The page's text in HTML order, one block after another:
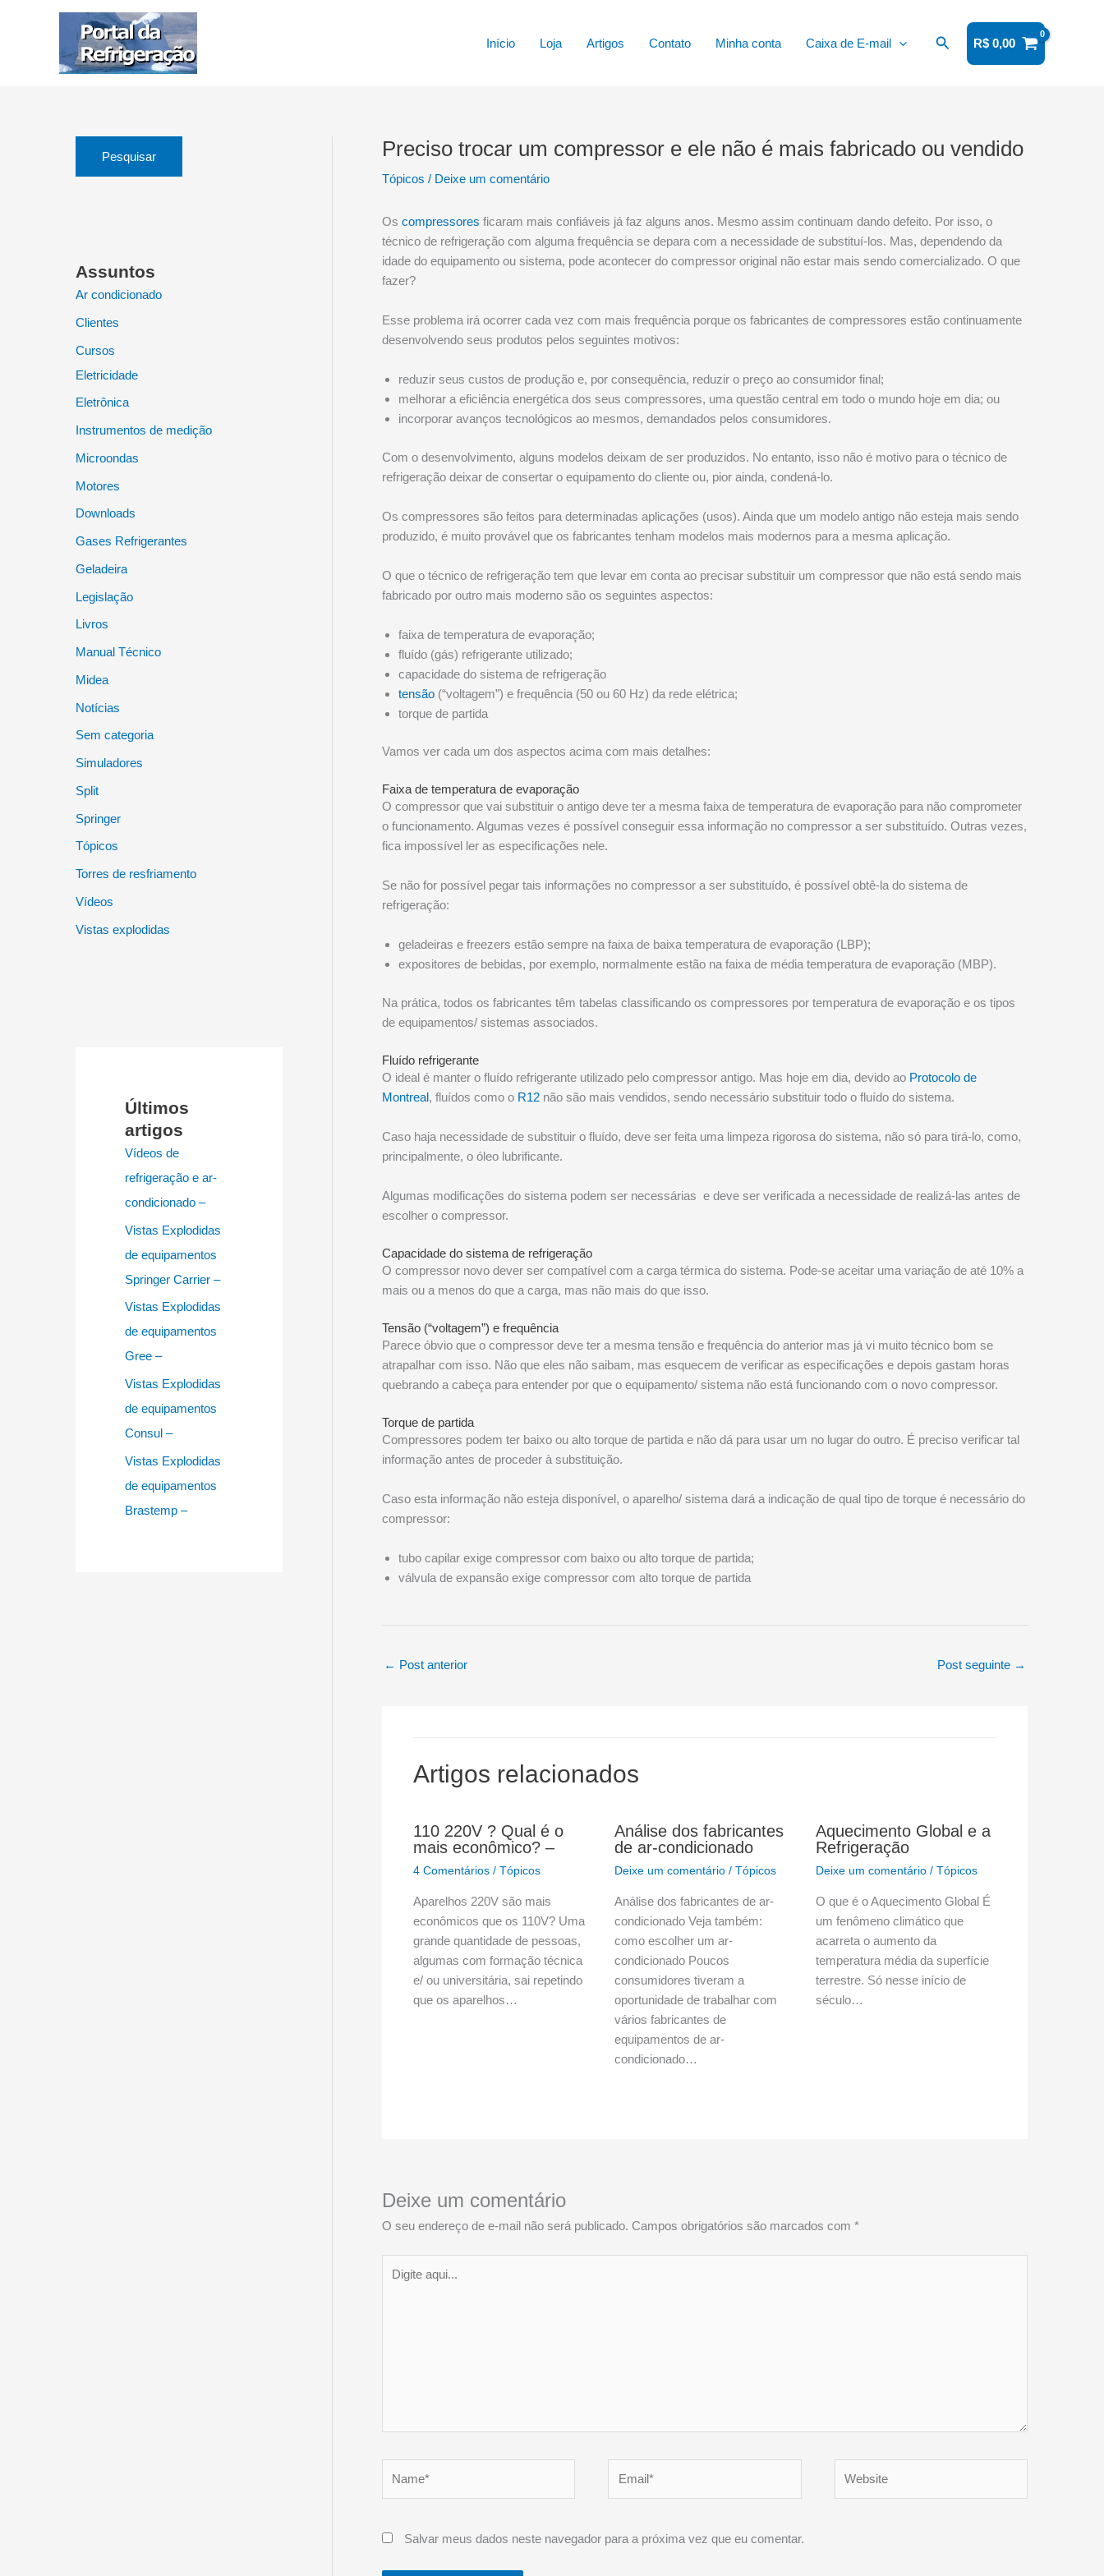
Início Loja Artigos Contato Minha conta Caixa de E-mail Pesquisar
R$ 0,00
Pesquisar
Assuntos
Ar condicionado
Clientes
Cursos
Eletricidade
Eletrônica
Instrumentos de medição
Microondas
Motores
Downloads
Gases Refrigerantes
Geladeira
Legislação
Livros
Manual Técnico
Midea
Notícias
Sem categoria
Simuladores
Split
Springer
Tópicos
Torres de resfriamento
Vídeos
Vistas explodidas
Últimos
artigos
Vídeos de
refrigeração e ar-
condicionado –
Vistas Explodidas
de equipamentos
Springer Carrier –
Vistas Explodidas
de equipamentos
Gree –
Vistas Explodidas
de equipamentos
Consul –
Vistas Explodidas
de equipamentos
Brastemp –
Preciso trocar um compressor e ele não é mais fabricado ou vendido
Tópicos / Deixe um comentário
Oscompressores ficaram mais confiáveis já faz alguns anos. Mesmo assim continuam dando defeito. Por isso, o
técnico de refrigeração com alguma frequência se depara com a necessidade de substituí-los. Mas, dependendo da
idade do equipamento ou sistema, pode acontecer do compressor original não estar mais sendo comercializado. O que
fazer?
Esse problema irá ocorrer cada vez com mais frequência porque os fabricantes de compressores estão continuamente
desenvolvendo seus produtos pelos seguintes motivos:
reduzir seus custos de produção e, por consequência, reduzir o preço ao consumidor final;
melhorar a eficiência energética dos seus compressores, uma questão central em todo o mundo hoje em dia; ou
incorporar avanços tecnológicos ao mesmos, demandados pelos consumidores.
Com o desenvolvimento, alguns modelos deixam de ser produzidos. No entanto, isso não é motivo para o técnico de
refrigeração deixar de consertar o equipamento do cliente ou, pior ainda, condená-lo.
Os compressores são feitos para determinadas aplicações (usos). Ainda que um modelo antigo não esteja mais sendo
produzido, é muito provável que os fabricantes tenham modelos mais modernos para a mesma aplicação.
O que o técnico de refrigeração tem que levar em conta ao precisar substituir um compressor que não está sendo mais
fabricado por outro mais moderno são os seguintes aspectos:
faixa de temperatura de evaporação;
fluído (gás) refrigerante utilizado;
capacidade do sistema de refrigeração
tensão (“voltagem”) e frequência (50 ou 60 Hz) da rede elétrica;
torque de partida
Vamos ver cada um dos aspectos acima com mais detalhes:
Faixa de temperatura de evaporação
O compressor que vai substituir o antigo deve ter a mesma faixa de temperatura de evaporação para não comprometer
o funcionamento. Algumas vezes é possível conseguir essa informação no compressor a ser substituído. Outras vezes,
fica impossível ler as especificações nele.
Se não for possível pegar tais informações no compressor a ser substituído, é possível obtê-la do sistema de
refrigeração:
geladeiras e freezers estão sempre na faixa de baixa temperatura de evaporação (LBP);
expositores de bebidas, por exemplo, normalmente estão na faixa de média temperatura de evaporação (MBP).
Na prática, todos os fabricantes têm tabelas classificando os compressores por temperatura de evaporação e os tipos
de equipamentos/ sistemas associados.
Fluído refrigerante
O ideal é manter o fluído refrigerante utilizado pelo compressor antigo. Mas hoje em dia, devido ao Protocolo de
Montreal, fluídos como o R12 não são mais vendidos, sendo necessário substituir todo o fluído do sistema.
Caso haja necessidade de substituir o fluído, deve ser feita uma limpeza rigorosa do sistema, não só para tirá-lo, como,
principalmente, o óleo lubrificante.
Algumas modificações do sistema podem ser necessárias e deve ser verificada a necessidade de realizá-las antes de
escolher o compressor.
Capacidade do sistema de refrigeração
O compressor novo dever ser compatível com a carga térmica do sistema. Pode-se aceitar uma variação de até 10% a
mais ou a menos do que a carga, mas não mais do que isso.
Tensão (“voltagem”) e frequência
Parece óbvio que o compressor deve ter a mesma tensão e frequência do anterior mas já vi muito técnico bom se
atrapalhar com isso. Não que eles não saibam, mas esquecem de verificar as especificações e depois gastam horas
quebrando a cabeça para entender por que o equipamento/ sistema não está funcionando com o novo compressor.
Torque de partida
Compressores podem ter baixo ou alto torque de partida e não dá para usar um no lugar do outro. É preciso verificar tal
informação antes de proceder à substituição.
Caso esta informação não esteja disponível, o aparelho/ sistema dará a indicação de qual tipo de torque é necessário do
compressor:
tubo capilar exige compressor com baixo ou alto torque de partida;
válvula de expansão exige compressor com alto torque de partida
← Post anterior Post seguinte →
Artigos relacionados
110 220V ? Qual é o
mais econômico? –
4 Comentários / Tópicos
Aparelhos 220V são mais
econômicos que os 110V? Uma
grande quantidade de pessoas,
algumas com formação técnica
e/ ou universitária, sai repetindo
que os aparelhos…
Análise dos fabricantes
de ar-condicionado
Deixe um comentário / Tópicos
Análise dos fabricantes de ar-
condicionado Veja também:
como escolher um ar-
condicionado Poucos
consumidores tiveram a
oportunidade de trabalhar com
vários fabricantes de
equipamentos de ar-
condicionado…
Aquecimento Global e a
Refrigeração
Deixe um comentário /Tópicos
O que é o Aquecimento Global É
um fenômeno climático que
acarreta o aumento da
temperatura média da superfície
terrestre. Só nesse início de
século…
Deixe um comentário
O seu endereço de e-mail não será publicado. Campos obrigatórios são marcados com*
aqui...
Salvar meus dados neste navegador para a próxima vez que eu comentar.